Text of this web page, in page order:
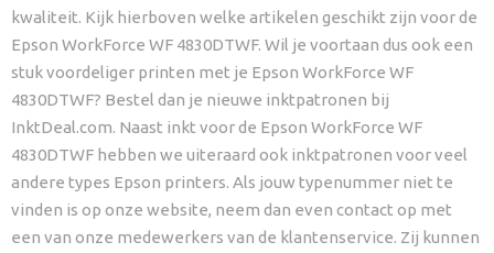
kwaliteit. Kijk hierboven welke artikelen geschikt zijn voor de
Epson WorkForce WF 4830DTWF. Wil je voortaan dus ook een
stuk voordeliger printen met je Epson WorkForce WF
4830DTWF? Bestel dan je nieuwe inktpatronen bij
InktDeal.com. Naast inkt voor de Epson WorkForce WF
4830DTWF hebben we uiteraard ook inktpatronen voor veel
andere types Epson printers. Als jouw typenummer niet te
vinden is op onze website, neem dan even contact op met
een van onze medewerkers van de klantenservice. Zij kunnen